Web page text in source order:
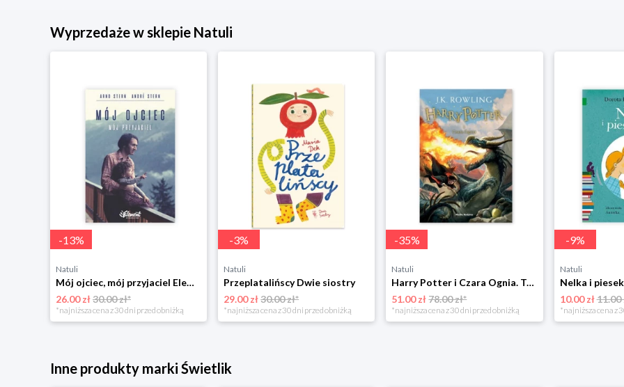
Wyprzedaże w sklepie Natuli
-13%
Natuli
Mój ojciec, mój przyjaciel Element
26.00 zł30.00 zł*
*najniższa cena z 30 dni przed obniżką
-3%
Natuli
Przeplatalińscy Dwie siostry
29.00 zł30.00 zł*
*najniższa cena z 30 dni przed obniżką
-35%
Natuli
Harry Potter i Czara Ognia. Tom 4 Media rodzina
51.00 zł78.00 zł*
*najniższa cena z 30 dni przed obniżką
-9%
Natuli
10.00 zł11.00
*najniższa cena z
Inne produkty marki Świetlik